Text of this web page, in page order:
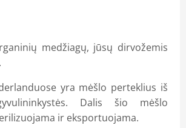
medžiagų, jūsų dirvožemis
yra mėšlo perteklius iš
Dalis šio mėšlo
ir eksportuojama.